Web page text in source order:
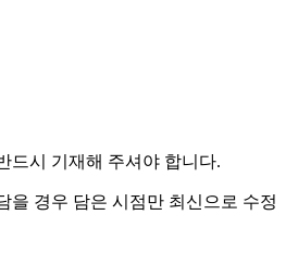
드시 기재해 주셔야 합니다.
을 경우 담은 시점만 최신으로 수정